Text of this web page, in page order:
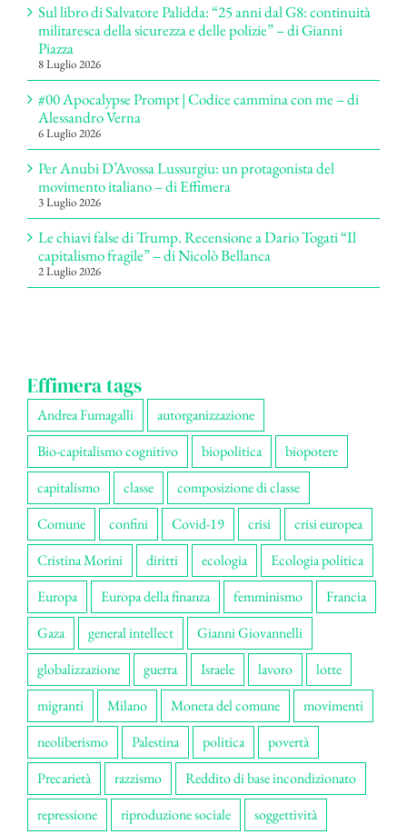
Sul libro di Salvatore Palidda: “25 anni dal G8: continuità
militaresca della sicurezza e delle polizie” – di Gianni
Piazza
8 Luglio 2026
#00 Apocalypse Prompt | Codice cammina con me – di
Alessandro Verna
6 Luglio 2026
Per Anubi D’Avossa Lussurgiu: un protagonista del
movimento italiano – di Effimera
3 Luglio 2026
Le chiavi false di Trump. Recensione a Dario Togati “Il
capitalismo fragile” – di Nicolò Bellanca
2 Luglio 2026
Effimera tags
Andrea Fumagalli
autorganizzazione
Bio-capitalismo cognitivo
biopolitica
biopotere
capitalismo
classe
composizione di classe
Comune
confini Covid-19 crisi
crisi europea
Cristina Morini
diritti ecologia
Ecologia politica
Europa
Europa della finanza femminismo
Francia
Gaza
general intellect
Gianni Giovannelli
globalizzazione
guerra Israele lavoro
lotte
migranti
Milano Moneta del comune
movimenti
neoliberismo
Palestina politica
povertà
Precarietà
razzismo
Reddito di base incondizionato
repressione
riproduzione sociale soggettività